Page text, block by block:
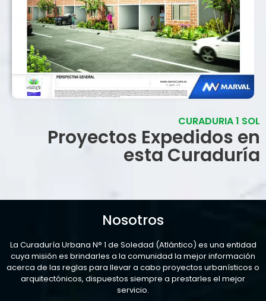
CURADURIA 1 SOL
Proyectos Expedidos en
esta Curaduría
Nosotros
La Curaduría Urbana N° 1 de Soledad (Atlántico) es una entidad
cuya misión es brindarles a la comunidad la mejor información
acerca de las reglas para llevar a cabo proyectos urbanísticos o
arquitectónicos, dispuestos siempre a prestarles el mejor
servicio.